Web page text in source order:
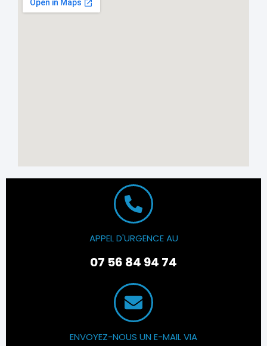
APPEL D'URGENCE AU
07 56 84 94 74
ENVOYEZ-NOUS UN E-MAIL VIA